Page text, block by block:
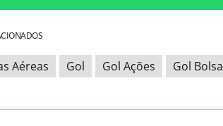
Aéreas Gol Gol Ações Gol Bolsa